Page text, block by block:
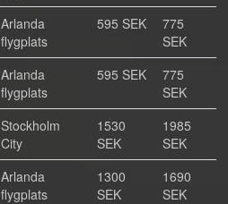
Arlanda
flygplats
595 SEK
775
SEK
Arlanda
flygplats
595 SEK
775
SEK
Stockholm
City
1530
SEK
1985
SEK
Arlanda
flygplats
1300
SEK
1690
SEK